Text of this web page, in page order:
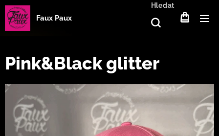
Faux Paux
Hledat
Pink&Black glitter